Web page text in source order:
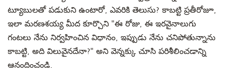
ట్యూబులతో పడుకుని ఉంటారో, ఎవరికి తెలుసు? కాబట్టి ప్రతీరోజూ,
ఇలా మరణశయ్య మీద కూర్చొని "ఈ రోజు, ఈ ఇరవైనాలుగు
గంటలు నేను నిర్వహించిన విధానం, ఇప్పుడు నేను చనిపోతున్నాను
కాబట్టి, అది విలువైనదేనా?" అని వెన్నక్కు చూసి పరిశీలించడాన్ని
ఆనందించండి.